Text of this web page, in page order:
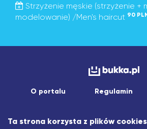
Strzyżenie męskie (strzyżenie +
modelowanie) /Men's haircut 90
O portalu Regulamin
Wszelkie prawa
Ta strona korzysta z plików